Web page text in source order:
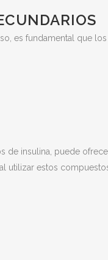
es fundamental que
de insulina, puede
utilizar estos